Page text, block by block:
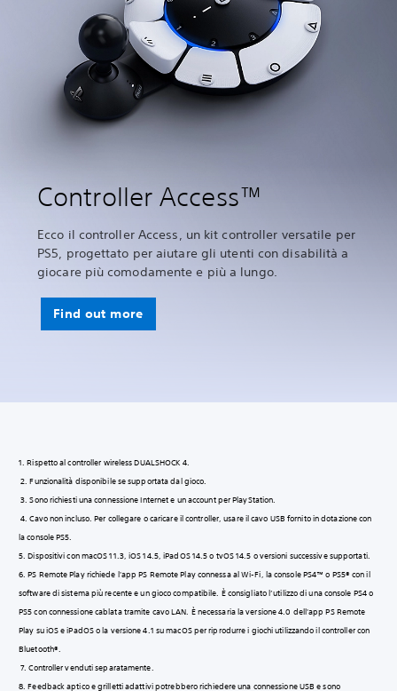
Controller Access™
Ecco il controller Access, un kit controller versatile per
PS5, progettato per aiutare gli utenti con disabilità a
giocare più comodamente e più a lungo.
Find out more
‎1. Rispetto al controller wireless DUALSHOCK 4.
‎ 2. Funzionalità disponibile se supportata dal gioco.
‎ 3. Sono richiesti una connessione Internet e un account per PlayStation.
‎ 4. Cavo non incluso. Per collegare o caricare il controller, usare il cavo USB fornito in dotazione con
la console PS5.
5. Dispositivi con macOS 11.3, iOS 14.5, iPadOS 14.5 o tvOS 14.5 o versioni successive supportati.
6. PS Remote Play richiede l'app PS Remote Play connessa al Wi-Fi, la console PS4™ o PS5® con il
software di sistema più recente e un gioco compatibile. È consigliato l’utilizzo di una console PS4 o
PS5 con connessione cablata tramite cavo LAN. È necessaria la versione 4.0 dell'app PS Remote
Play su iOS e iPadOS o la versione 4.1 su macOS per riprodurre i giochi utilizzando il controller con
Bluetooth®.
‎ 7. Controller venduti separatamente.
8. Feedback aptico e grilletti adattivi potrebbero richiedere una connessione USB e sono